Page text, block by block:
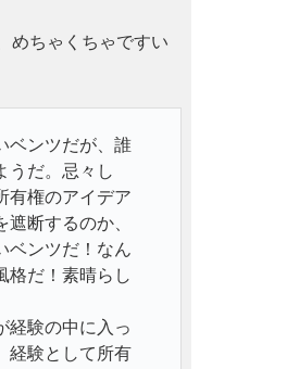
めちゃくちゃですい
ベンツだが、誰
うだ。忌々し
有権のアイデア
断するのか、
ベンツだ！なん
格だ！素晴らし
経験の中に入っ
経験として所有